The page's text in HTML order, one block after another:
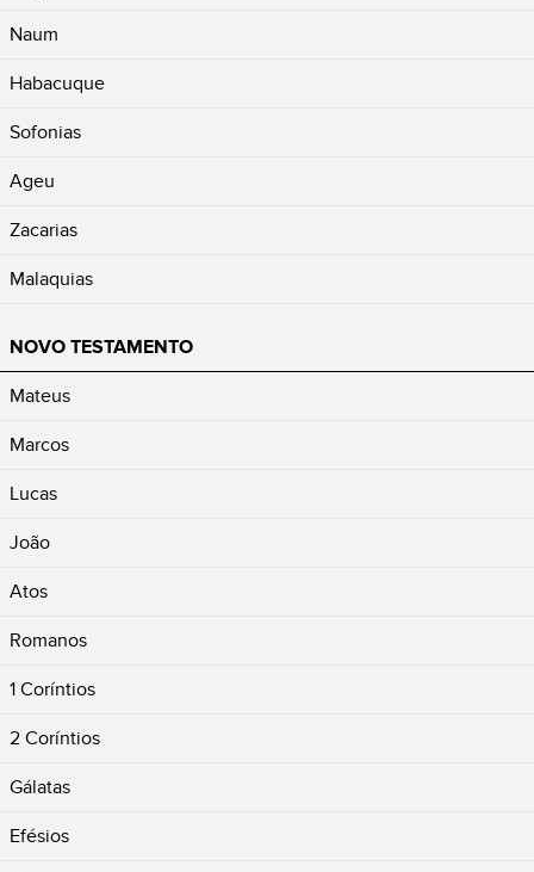
Naum
Habacuque
Sofonias
Ageu
Zacarias
Malaquias
NOVO TESTAMENTO
Mateus
Marcos
Lucas
João
Atos
Romanos
1 Coríntios
2 Coríntios
Gálatas
Efésios